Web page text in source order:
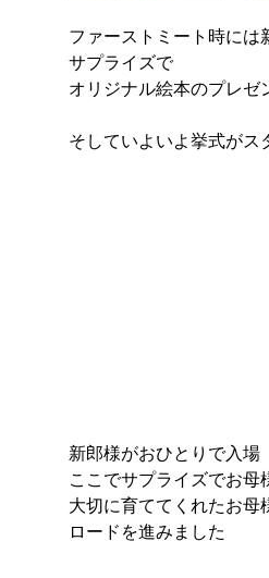
ファーストミート時には
サプライズで
オリジナル絵本のプレゼ
そしていよいよ挙式がス
新郎様がおひとりで入場
ここでサプライズでお母
大切に育ててくれたお母
ロードを進みました